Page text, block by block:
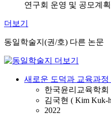
연구회 운영 및 공모계
더보기
동일학술지(권/호) 다른 논문
새로운 도덕과 교육과정
한국윤리교육학회
김국현 ( Kim Kuk-
2022